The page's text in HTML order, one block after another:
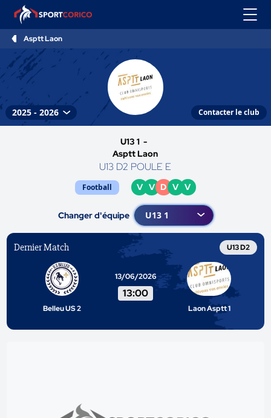
Asptt Laon
Contacter le club
U13 1 -
Asptt Laon
U13 D2 POULE E
Football V V D V V
Changer d'équipe
Dernier Match U13 D2
Belleu US 2
13/06/2026
13:00
Laon Asptt 1